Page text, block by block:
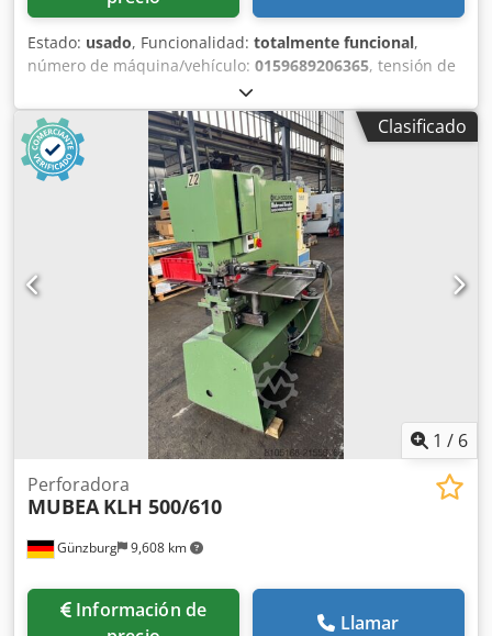
Estado: usado, Funcionalidad: totalmente funcional,
número de máquina/vehículo: 0159689206365, tensión de
, frecuencia de entrada:
Bender KLH 500/610 de segunda mano Dkjdoy Tit Topfx
Abuor Precio a convenir
Clasificado
1 / 6
Günzburg 9,608 km
Perforadora
MUBEA KLH 500/610
Información de
Llamar